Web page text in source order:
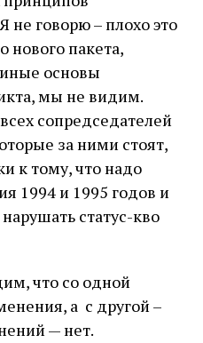
говорю – плохо это
нового пакета,
основы
мы не видим.
сопредседателей
за ними стоят,
к тому, что надо
1994 и 1995 годов и
статус-кво
что со одной
а с другой –
— нет.